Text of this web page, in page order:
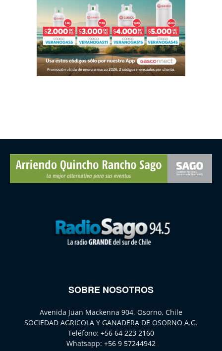
SOBRE NOSOTROS
Avenida Juan Mackenna 904, Osorno, Chile
SOCIEDAD AGRICOLA Y GANADERA DE OSORNO A.G.
Teléfono: +56 64 223 2160
Whatsapp: +56 9 57244942